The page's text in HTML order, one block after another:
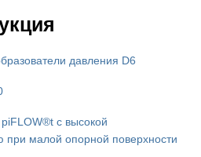
давления D6
с высокой
при малой опорной поверхности